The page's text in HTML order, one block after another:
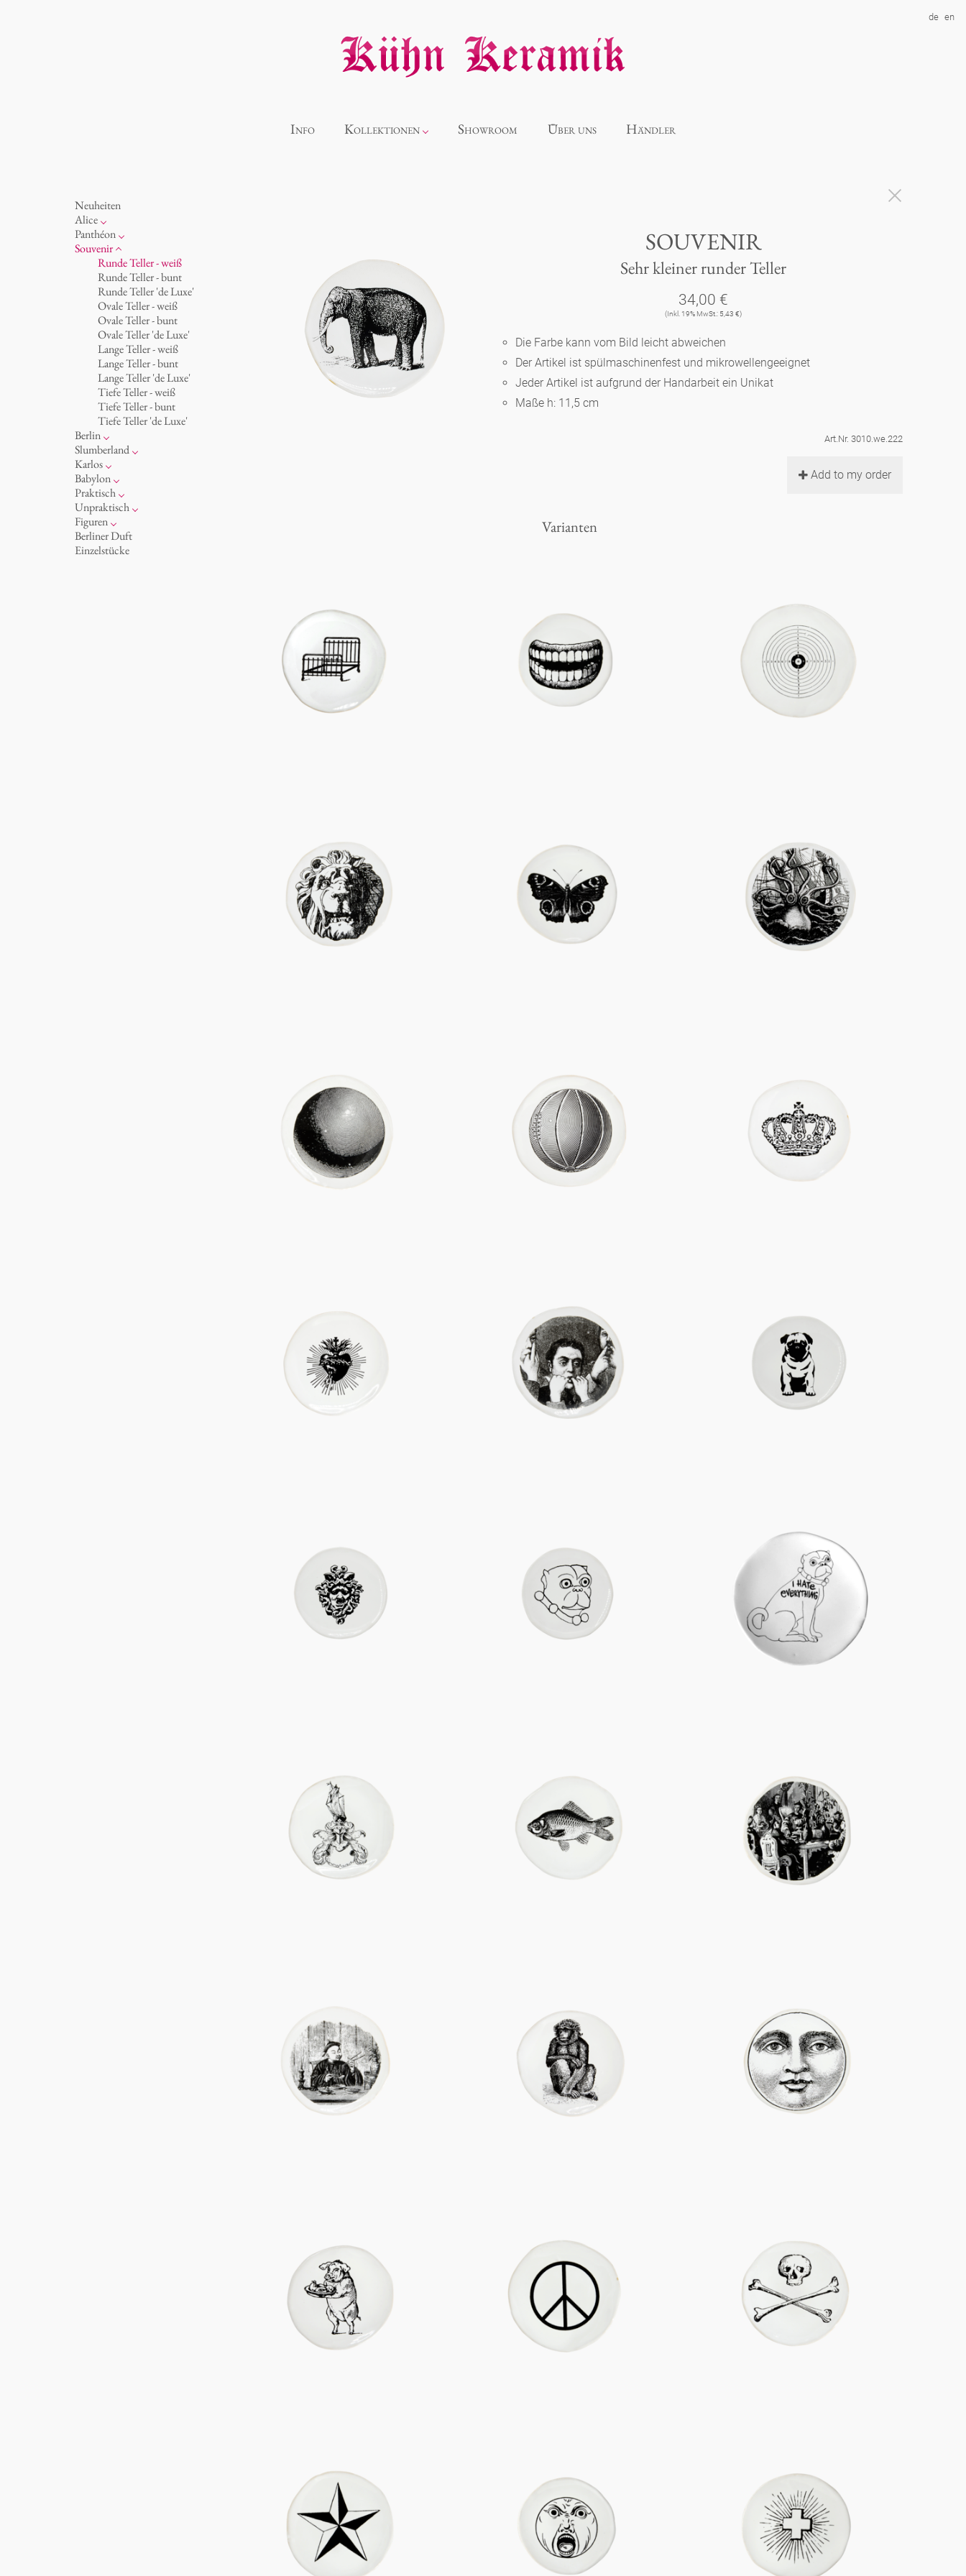
de en
Info Kollektionen
Panthéon
Souvenir
Berlin
Unpraktisch
Figuren
Berliner Duft
Showroom Über uns Händler
Neuheiten
Alice
Porzellan
Ozean
Tassen 'Glam' weiß
Tassen - weiß
Tassen 'Glam'
Tassen 'de Luxe'
Becher
Becher 'de Luxe'
Schalen
Milchkännchen
Panthéon
Persönlichkeiten
Schriftsteller
Schauspieler
Künstler
Mode
Koch
Königlich
Humor
klassische Musiker
zeitgenössische Musiker
Souvenir
Runde Teller - weiß
Runde Teller - bunt
Runde Teller 'de Luxe'
Ovale Teller - weiß
Ovale Teller - bunt
Ovale Teller 'de Luxe'
Lange Teller - weiß
Lange Teller - bunt
Lange Teller 'de Luxe'
Tiefe Teller - weiß
Tiefe Teller - bunt
Tiefe Teller 'de Luxe'
Berlin
Noël
Tassen
Teller
zum Servieren
Aschenbecher
Slumberland
Kuchenteller
Teekanne
Etagere
amuse gueule
Karlos
Fressnapf
Vasen 'de Luxe'
Vasen
Dosen
Kerzenständer
Babylon
Korb 'de Luxe'
Schalen 'de Luxe'
Weiß
Goldener Käfig
Praktisch
Hände und Füße
Bad
Räucherstäbchenhalter
Schnickschnack
Unpraktisch
Spielen
Dies & Das
Buchstaben
Figuren
Schachspiel Alice
Porzellanfiguren
Berliner Duft
Einzelstücke
SOUVENIR
Sehr kleiner runder Teller
34,00 €
(Inkl. 19% MwSt.: 5,43 €)
Die Farbe kann vom Bild leicht abweichen
Der Artikel ist spülmaschinenfest und mikrowellengeeignet
Jeder Artikel ist aufgrund der Handarbeit ein Unikat
Maße h: 11,5 cm
Art.Nr. 3010.we.222
Add to my order
Varianten